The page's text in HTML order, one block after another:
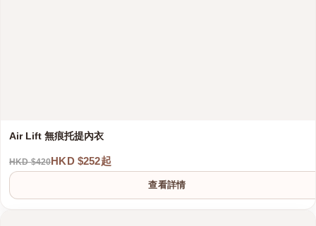
Air Lift 無痕托提內衣
HKD $420HKD $252起
查看詳情